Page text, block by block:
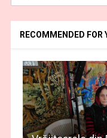
RECOMMENDED FOR